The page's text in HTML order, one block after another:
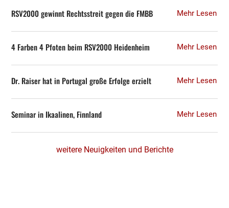
RSV2000 gewinnt Rechtsstreit gegen die FMBB Mehr Lesen
4 Farben 4 Pfoten beim RSV2000 Heidenheim Mehr Lesen
Dr. Raiser hat in Portugal große Erfolge erzielt Mehr Lesen
Seminar in Ikaalinen, Finnland Mehr Lesen
weitere Neuigkeiten und Berichte